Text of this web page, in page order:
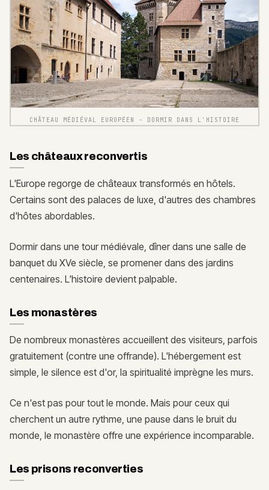
CHÂTEAU MÉDIÉVAL EUROPÉEN - DORMIR DANS L'HISTOIRE
Les châteaux reconvertis
L'Europe regorge de châteaux transformés en hôtels.
Certains sont des palaces de luxe, d'autres des chambres
d'hôtes abordables.
Dormir dans une tour médiévale, dîner dans une salle de
banquet du XVe siècle, se promener dans des jardins
centenaires. L'histoire devient palpable.
Les monastères
De nombreux monastères accueillent des visiteurs, parfois
gratuitement (contre une offrande). L'hébergement est
simple, le silence est d'or, la spiritualité imprègne les murs.
Ce n'est pas pour tout le monde. Mais pour ceux qui
cherchent un autre rythme, une pause dans le bruit du
monde, le monastère offre une expérience incomparable.
Les prisons reconverties